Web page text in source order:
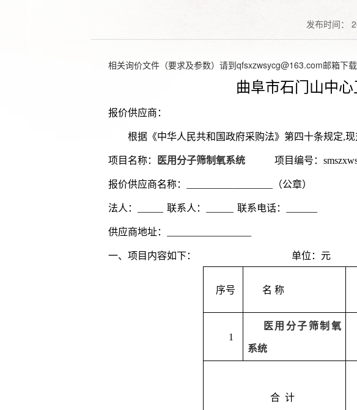
发布时间：
相关询价文件（要求及参数）请到qfsxzwsycg@163.com邮箱下
曲阜市石门山中
报价供应商：
根据《中华人民共和国政府采购法》第四十条规定,现
项目名称： 医用分子筛制氧系统 项目编号：
报价供应商名称： （公章）
法人： 联系人： 联系电话：
供应商地址：
一、项目内容如下： 单位：元
序号 名 称
1
医用分子筛制氧
系统
合 计